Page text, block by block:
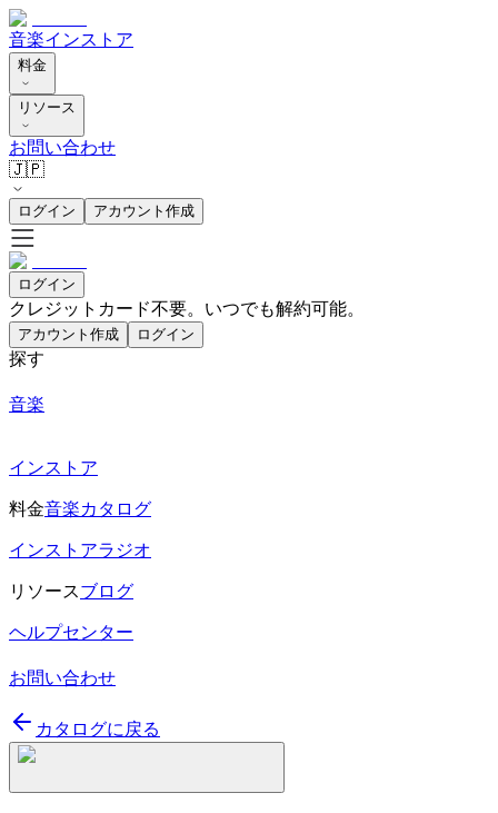
音楽インストア
料金
リソース
お問い合わせ
🇯🇵
ログイン アカウント作成
ログイン
クレジットカード不要。いつでも解約可能。
アカウント作成 ログイン
探す
音楽
インストア
料金音楽カタログ
インストアラジオ
リソースブログ
ヘルプセンター
お問い合わせ
カタログに戻る